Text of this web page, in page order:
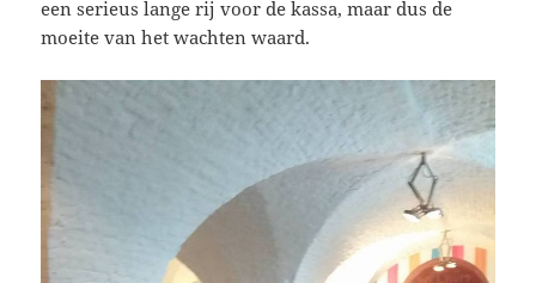
een serieus lange rij voor de kassa, maar dus de
moeite van het wachten waard.